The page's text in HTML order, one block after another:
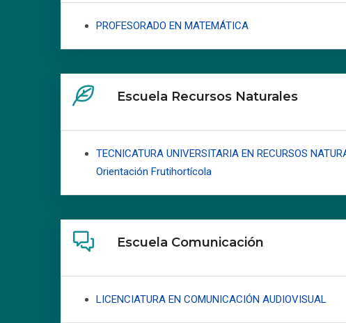
PROFESORADO EN MATEMÁTICA
Escuela Recursos Naturales
TECNICATURA UNIVERSITARIA EN RECURSOS
Orientación Frutihortícola
Escuela Comunicación
LICENCIATURA EN COMUNICACIÓN AUDIOVISUAL